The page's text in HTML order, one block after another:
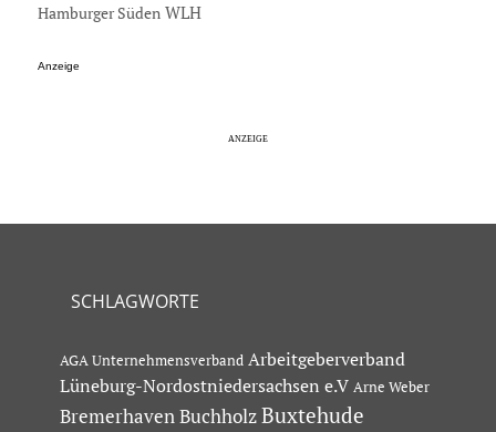
Hamburger Süden WLH
Anzeige
SCHLAGWORTE
AGA Unternehmensverband Arbeitgeberverband
Lüneburg-Nordostniedersachsen e.V Arne Weber
Bremerhaven Buchholz Buxtehude